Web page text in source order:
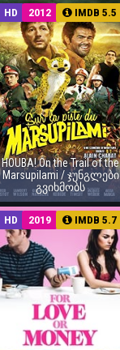
HD 2012 IMDB 5.5
HOUBA! On the Trail of the
Marsupilami / ჯუნგლები
გვიხმობს
HD 2019 IMDB 5.7